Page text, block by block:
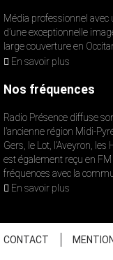
Média professionnel avec
d’une exceptionnelle
large couverture en
En savoir plus
Nos fréquences
Radio Présence diffuse
l’ancienne région Midi-
Gers, le Lot, l’Aveyron,
est également reçu en
fréquences avec la
En savoir plus
CONTACT